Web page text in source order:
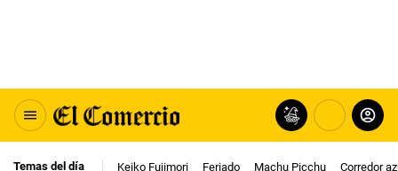
Temas del día Keiko Fujimori Feriado Machu Picchu Corredor